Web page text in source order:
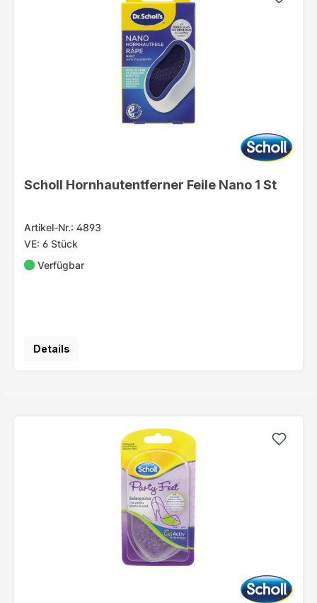
Scholl Hornhautentferner Feile Nano 1 St
Artikel-Nr.: 4893
VE: 6 Stück
Verfügbar
Details